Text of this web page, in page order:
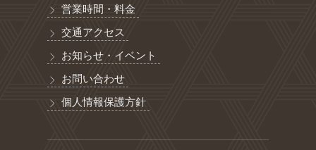
営業時間・料金
交通アクセス
お知らせ・イベント
お問い合わせ
個人情報保護方針